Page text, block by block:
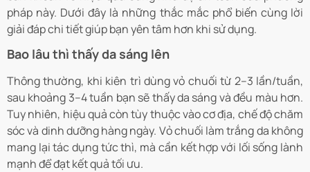
pháp này. Dưới đây là những thắc mắc phổ biến cùng lời
giải đáp chi tiết giúp bạn yên tâm hơn khi sử dụng.
Bao lâu thì thấy da sáng lên
Thông thường, khi kiên trì dùng vỏ chuối từ 2–3 lần/tuần,
sau khoảng 3–4 tuần bạn sẽ thấy da sáng và đều màu hơn.
Tuy nhiên, hiệu quả còn tùy thuộc vào cơ địa, chế độ chăm
sóc và dinh dưỡng hàng ngày. Vỏ chuối làm trắng da không
mang lại tác dụng tức thì, mà cần kết hợp với lối sống lành
mạnh để đạt kết quả tối ưu.